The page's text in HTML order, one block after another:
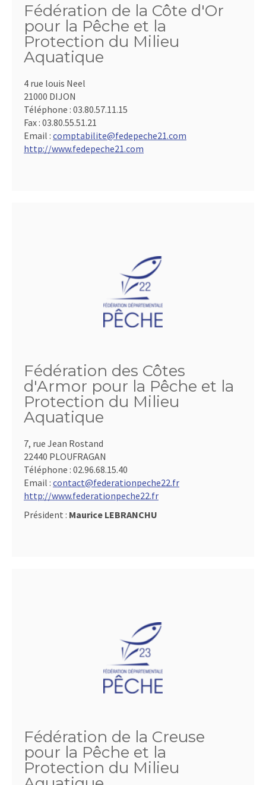
Fédération de la Côte d'Or
pour la Pêche et la
Protection du Milieu
Aquatique
4 rue louis Neel
21000 DIJON
Téléphone : 03.80.57.11.15
Fax : 03.80.55.51.21
Email : comptabilite@fedepeche21.com
http://www.fedepeche21.com
Fédération des Côtes
d'Armor pour la Pêche et la
Protection du Milieu
Aquatique
7, rue Jean Rostand
22440 PLOUFRAGAN
Téléphone : 02.96.68.15.40
Email : contact@federationpeche22.fr
http://www.federationpeche22.fr
Président : Maurice LEBRANCHU
Fédération de la Creuse
pour la Pêche et la
Protection du Milieu